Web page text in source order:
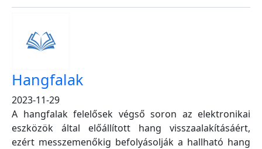
Hangfalak
2023-11-29
A hangfalak felelősek végső soron az elektronikai
eszközök által előállított hang visszaalakításáért,
ezért messzemenőkig befolyásolják a hallható hang